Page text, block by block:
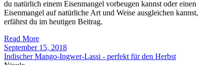
du natürlich einem Eisenmangel vorbeugen kannst oder einen
Eisenmangel auf natürliche Art und Weise ausgleichen kannst,
erfährst du im heutigen Beitrag.
Read More
September 15, 2018
Indischer Mango-Ingwer-Lassi - perfekt für den Herbst